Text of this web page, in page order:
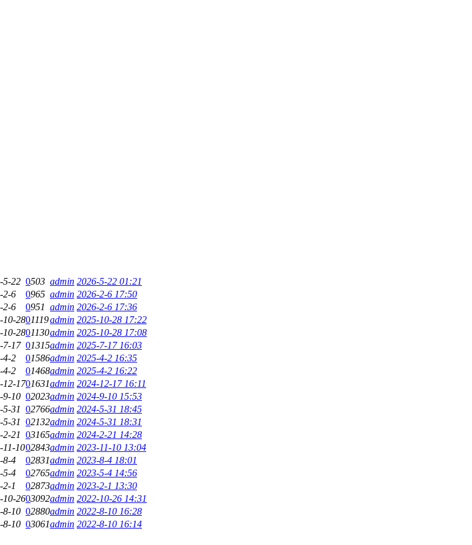
5-22 0503 admin 2026-5-22 01:21
2-6 0965 admin 2026-2-6 17:50
2-6 0951 admin 2026-2-6 17:36
10-2801119admin 2025-10-28 17:22
10-2801130admin 2025-10-28 17:08
7-17 01315admin 2025-7-17 16:03
4-2 01586admin 2025-4-2 16:35
4-2 01468admin 2025-4-2 16:22
12-1701631admin 2024-12-17 16:11
9-10 02023admin 2024-9-10 15:53
5-31 02766admin 2024-5-31 18:45
5-31 02132admin 2024-5-31 18:31
2-21 03165admin 2024-2-21 14:28
11-1002843admin 2023-11-10 13:04
8-4 02831admin 2023-8-4 18:01
5-4 02765admin 2023-5-4 14:56
2-1 02873admin 2023-2-1 13:30
10-2603092admin 2022-10-26 14:31
8-10 02880admin 2022-8-10 16:28
8-10 03061admin 2022-8-10 16:14